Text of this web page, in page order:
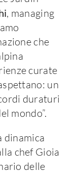
, managing
che
curate
un
duraturi
mondo”.
dinamica
chef Gioia
delle